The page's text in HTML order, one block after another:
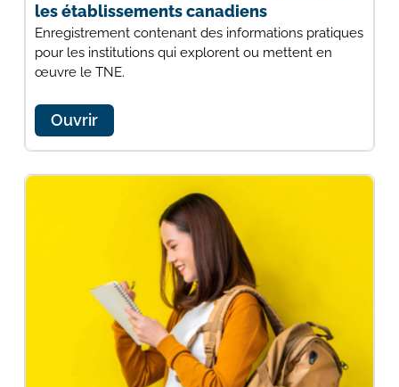
les établissements canadiens
Enregistrement contenant des informations pratiques
pour les institutions qui explorent ou mettent en
œuvre le TNE.
Ouvrir